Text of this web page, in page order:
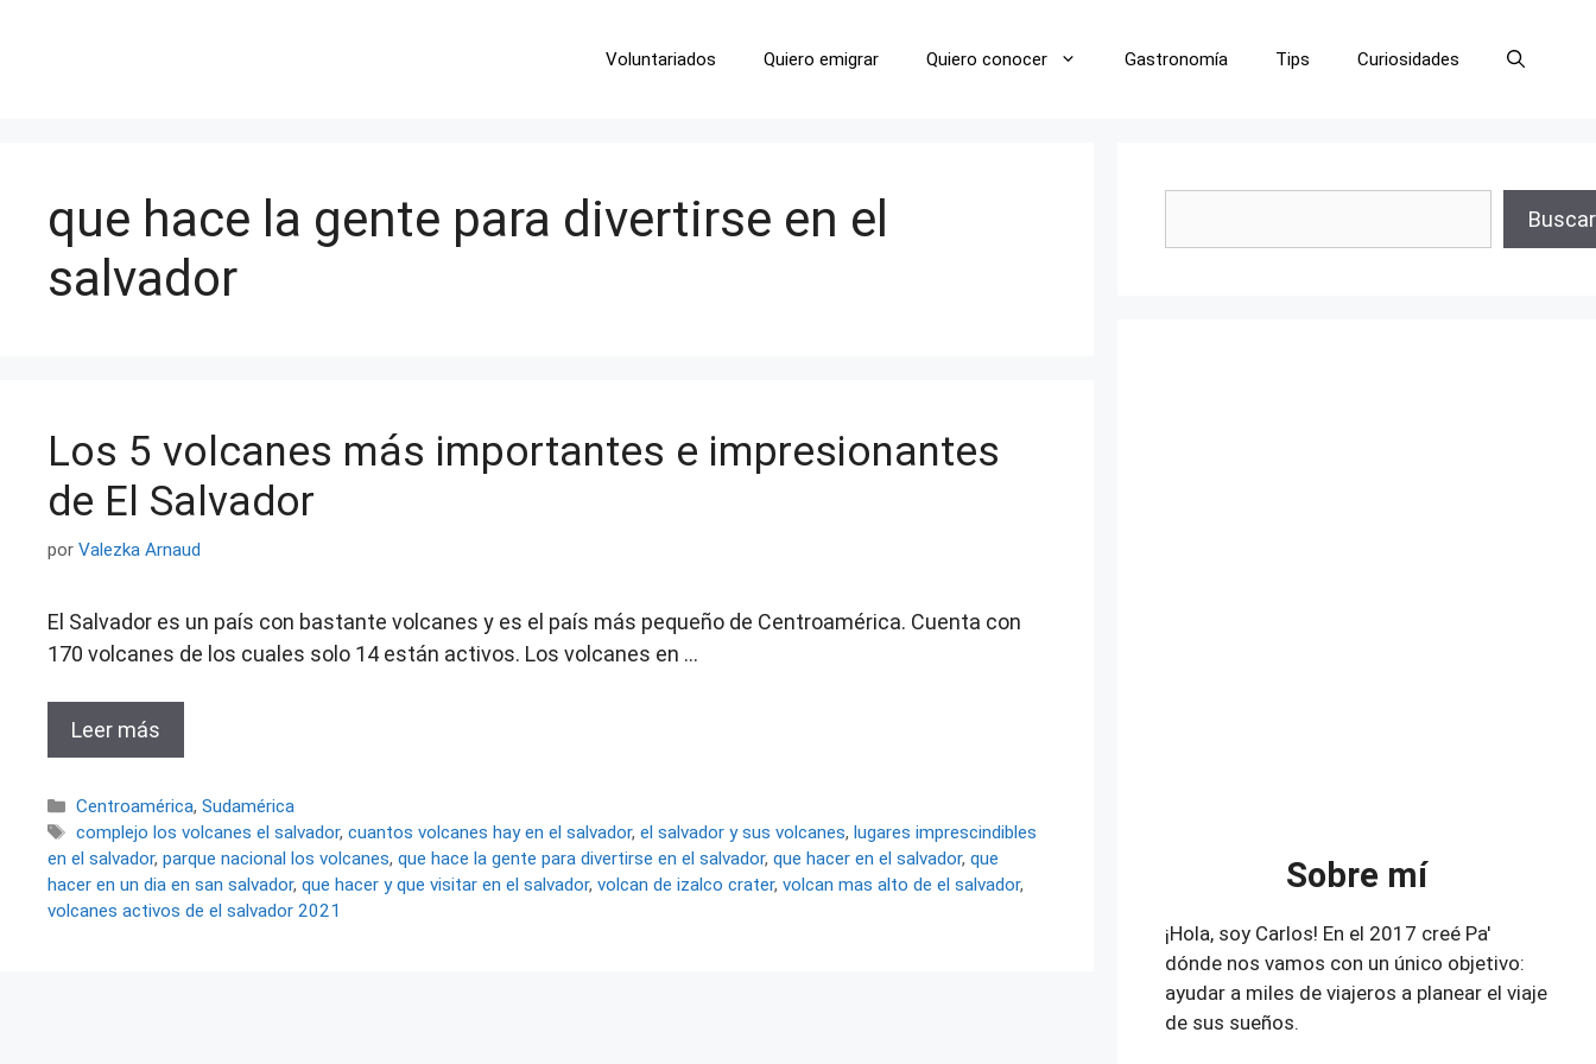
Voluntariados Quiero emigrar Quiero conocer Gastronomía Tips Curiosidades
que hace la gente para divertirse en el
salvador
Los 5 volcanes más importantes e impresionantes
de El Salvador
por Valezka Arnaud
El Salvador es un país con bastante volcanes y es el país más pequeño de Centroamérica. Cuenta con
170 volcanes de los cuales solo 14 están activos. Los volcanes en …
Leer más
Categorías
Centroamérica,Sudamérica
Etiquetas
complejo los volcanes el salvador,cuantos volcanes hay en el salvador,el salvador y sus volcanes,lugares imprescindibles
en el salvador, parque nacional los volcanes, que hace la gente para divertirse en el salvador, que hacer en el salvador, que
hacer en un dia en san salvador, que hacer y que visitar en el salvador, volcan de izalco crater, volcan mas alto de el salvador,
volcanes activos de el salvador 2021
Buscar
Sobre mí
¡Hola, soy Carlos! En el 2017 creé Pa'
dónde nos vamos con un único objetivo:
ayudar a miles de viajeros a planear el viaje
de sus sueños.